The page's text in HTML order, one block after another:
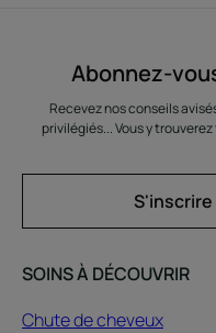
Abonnez-
Recevez nos conseils
privilégiés... Vous y
SOINS À DÉCOUVRIR
Chute de cheveux